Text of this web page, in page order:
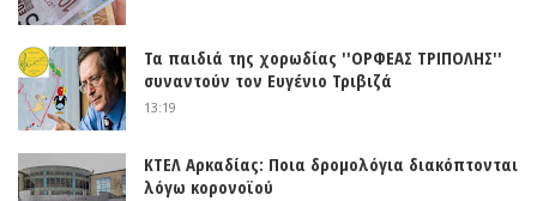
Τα παιδιά της χορωδίας ''ΟΡΦΕΑΣ ΤΡΙΠΟΛΗΣ''
συναντούν τον Ευγένιο Τριβιζά
13:19
ΚΤΕΛ Αρκαδίας: Ποια δρομολόγια διακόπτονται
λόγω κορονοϊού